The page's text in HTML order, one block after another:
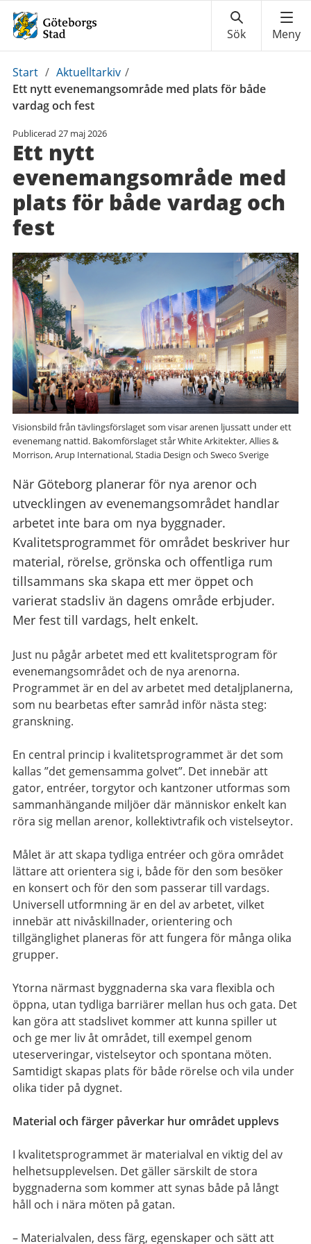
Du
är
här:
Start / Aktuelltarkiv /
Ett nytt evenemangsområde med plats för både
vardag och fest
Publicerad 27 maj 2026
Ett nytt
evenemangsområde med
plats för både vardag och
fest
Visionsbild från tävlingsförslaget som visar arenen ljussatt under ett
evenemang nattid. Bakomförslaget står White Arkitekter, Allies &
Morrison, Arup International, Stadia Design och Sweco Sverige
När Göteborg planerar för nya arenor och
utvecklingen av evenemangsområdet handlar
arbetet inte bara om nya byggnader.
Kvalitetsprogrammet för området beskriver hur
material, rörelse, grönska och offentliga rum
tillsammans ska skapa ett mer öppet och
varierat stadsliv än dagens område erbjuder.
Mer fest till vardags, helt enkelt.
Just nu pågår arbetet med ett kvalitetsprogram för
evenemangsområdet och de nya arenorna.
Programmet är en del av arbetet med detaljplanerna,
som nu bearbetas efter samråd inför nästa steg:
granskning.
En central princip i kvalitetsprogrammet är det som
kallas ”det gemensamma golvet”. Det innebär att
gator, entréer, torgytor och kantzoner utformas som
sammanhängande miljöer där människor enkelt kan
röra sig mellan arenor, kollektivtrafik och vistelseytor.
Målet är att skapa tydliga entréer och göra området
lättare att orientera sig i, både för den som besöker
en konsert och för den som passerar till vardags.
Universell utformning är en del av arbetet, vilket
innebär att nivåskillnader, orientering och
tillgänglighet planeras för att fungera för många olika
grupper.
Ytorna närmast byggnaderna ska vara flexibla och
öppna, utan tydliga barriärer mellan hus och gata. Det
kan göra att stadslivet kommer att kunna spiller ut
och ge mer liv åt området, till exempel genom
uteserveringar, vistelseytor och spontana möten.
Samtidigt skapas plats för både rörelse och vila under
olika tider på dygnet.
Material och färger påverkar hur området upplevs
I kvalitetsprogrammet är materialval en viktig del av
helhetsupplevelsen. Det gäller särskilt de stora
byggnaderna som kommer att synas både på långt
håll och i nära möten på gatan.
– Materialvalen, dess färg, egenskaper och sätt att